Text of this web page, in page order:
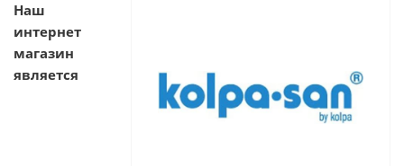
Наш
интернет
магазин
является